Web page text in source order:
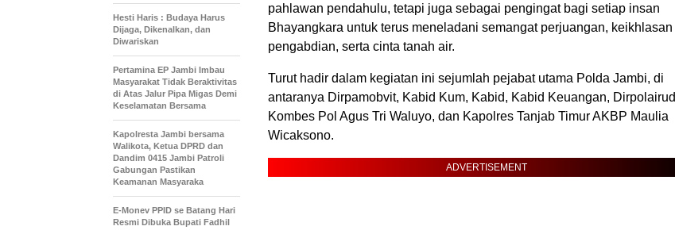
pahlawan pendahulu, tetapi juga sebagai pengingat bagi setiap insan
Bhayangkara untuk terus meneladani semangat perjuangan, keikhlasan
pengabdian, serta cinta tanah air.
Turut hadir dalam kegiatan ini sejumlah pejabat utama Polda Jambi, di
antaranya Dirpamobvit, Kabid Kum, Kabid, Kabid Keuangan, Dirpolairud
Kombes Pol Agus Tri Waluyo, dan Kapolres Tanjab Timur AKBP Maulia
Wicaksono.
ADVERTISEMENT
Hesti Haris : Budaya Harus
Dijaga, Dikenalkan, dan
Diwariskan
Pertamina EP Jambi Imbau
Masyarakat Tidak Beraktivitas
di Atas Jalur Pipa Migas Demi
Keselamatan Bersama
Kapolresta Jambi bersama
Walikota, Ketua DPRD dan
Dandim 0415 Jambi Patroli
Gabungan Pastikan
Keamanan Masyaraka
E-Monev PPID se Batang Hari
Resmi Dibuka Bupati Fadhil